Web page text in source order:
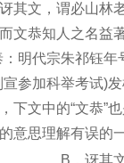
其文，谓必山林
文恭知人之名益
明代宗朱祁钰年
参加科举考试)
下文中的“文恭”也
的意思理解有误
B． 讶其